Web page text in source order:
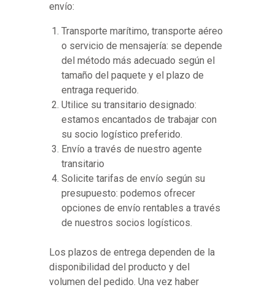
envío:
Transporte marítimo, transporte aéreo
o servicio de mensajería: se depende
del método más adecuado según el
tamaño del paquete y el plazo de
entraga requerido.
Utilice su transitario designado:
estamos encantados de trabajar con
su socio logístico preferido.
Envío a través de nuestro agente
transitario
Solicite tarifas de envío según su
presupuesto: podemos ofrecer
opciones de envío rentables a través
de nuestros socios logísticos.
Los plazos de entrega dependen de la
disponibilidad del producto y del
volumen del pedido. Una vez haber